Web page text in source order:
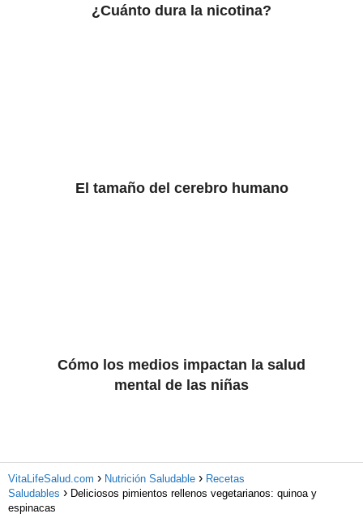
¿Cuánto dura la nicotina?
El tamaño del cerebro humano
Cómo los medios impactan la salud
mental de las niñas
VitaLifeSalud.com Nutrición Saludable
Recetas
Saludables
Deliciosos pimientos rellenos vegetarianos: quinoa y
espinacas